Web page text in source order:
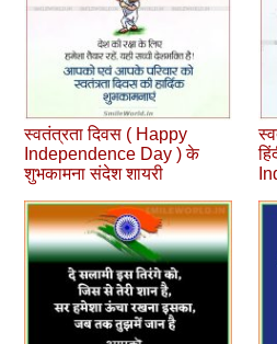
स्वतंत्रता दिवस ( Happy
Independence Day ) के
शुभकामना संदेश शायरी